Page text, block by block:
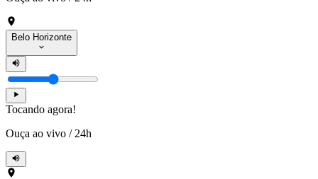
Belo Horizonte
Tocando agora!
Ouça ao vivo / 24h